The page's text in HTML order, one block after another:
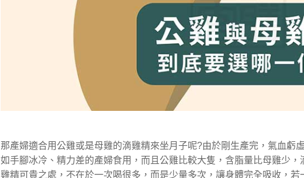
那產婦適合用公雞或是母雞的滴雞精來坐月子呢?由於剛生產完，氣血虧
如手腳冰冷、精力差的產婦食用，而且公雞比較大隻，含脂量比母雞少
雞精可貴之處，不在於一次喝很多，而是少量多次，讓身體完全吸收，